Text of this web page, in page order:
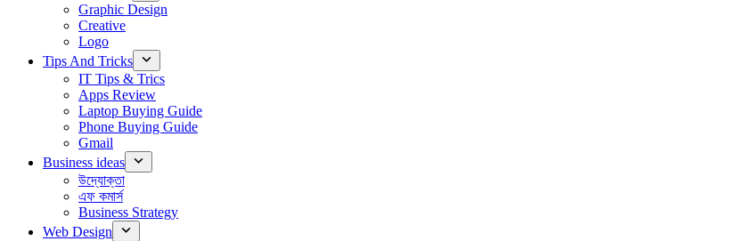
Graphic Design
Creative
Logo
Tips And Tricks
IT Tips & Trics
Apps Review
Laptop Buying Guide
Phone Buying Guide
Gmail
Business ideas
উদ্যোক্তা
এফ কমার্স
Business Strategy
Web Design